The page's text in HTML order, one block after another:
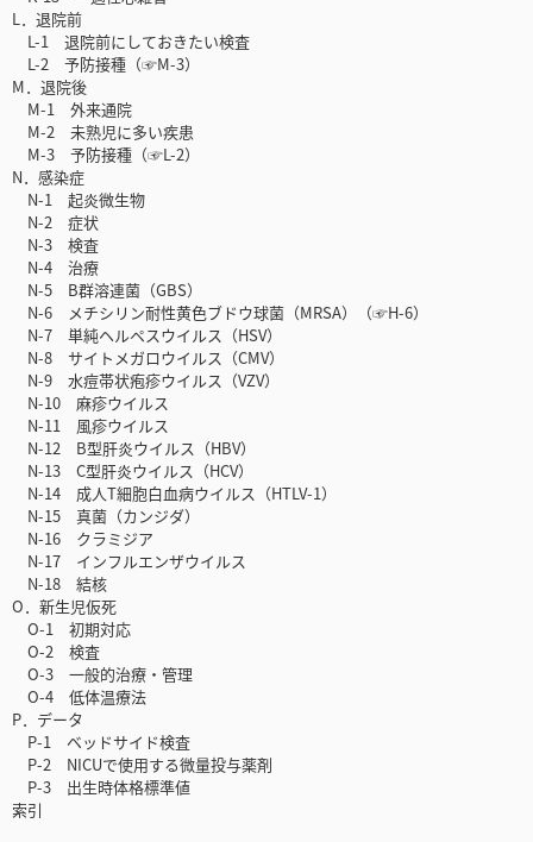
L．退院前
L-1 退院前にしておきたい検査
L-2 予防接種（☞M-3）
M．退院後
M-1 外来通院
M-2 未熟児に多い疾患
M-3 予防接種（☞L-2）
N．感染症
N-1 起炎微生物
N-2 症状
N-3 検査
N-4 治療
N-5 B群溶連菌（GBS）
N-6 メチシリン耐性黄色ブドウ球菌（MRSA）（☞H-6）
N-7 単純ヘルペスウイルス（HSV）
N-8 サイトメガロウイルス（CMV）
N-9 水痘帯状疱疹ウイルス（VZV）
N-10 麻疹ウイルス
N-11 風疹ウイルス
N-12 B型肝炎ウイルス（HBV）
N-13 C型肝炎ウイルス（HCV）
N-14 成人T細胞白血病ウイルス（HTLV-1）
N-15 真菌（カンジダ）
N-16 クラミジア
N-17 インフルエンザウイルス
N-18 結核
O．新生児仮死
O-1 初期対応
O-2 検査
O-3 一般的治療・管理
O-4 低体温療法
P．データ
P-1 ベッドサイド検査
P-2 NICUで使用する微量投与薬剤
P-3 出生時体格標準値
索引